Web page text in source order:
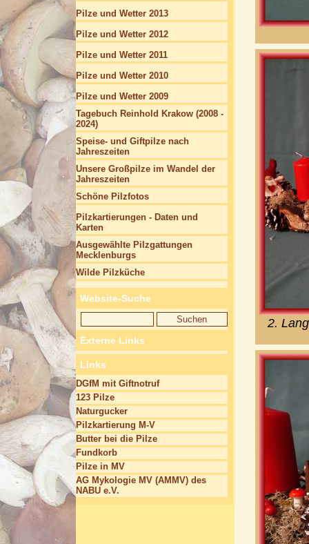
2.
Pilze und Wetter 2013
Pilze und Wetter 2012
Pilze und Wetter 2011
Pilze und Wetter 2010
Pilze und Wetter 2009
Tagebuch Reinhold Krakow (2008 -
2024)
Speise- und Giftpilze nach
Jahreszeiten
Unsere Großpilze im Wandel der
Jahreszeiten
Schöne Pilzfotos
Pilzkartierungen - Daten und
Karten
Ausgewählte Pilzgattungen
Mecklenburgs
Wilde Pilzküche
Website-Suche
Externe Links
Links
DGfM mit Giftnotruf
123 Pilze
Naturgucker
Pilzkartierung M-V
Butter bei die Pilze
Fundkorb
Pilze in MV
AG Mykologie MV (AMMV) des
NABU e.V.